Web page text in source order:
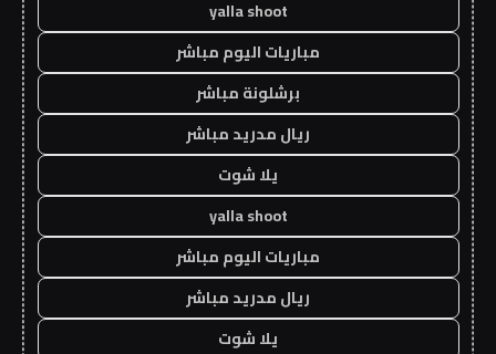
yalla shoot
مباريات اليوم مباشر
برشلونة مباشر
ريال مدريد مباشر
يلا شوت
yalla shoot
مباريات اليوم مباشر
ريال مدريد مباشر
يلا شوت